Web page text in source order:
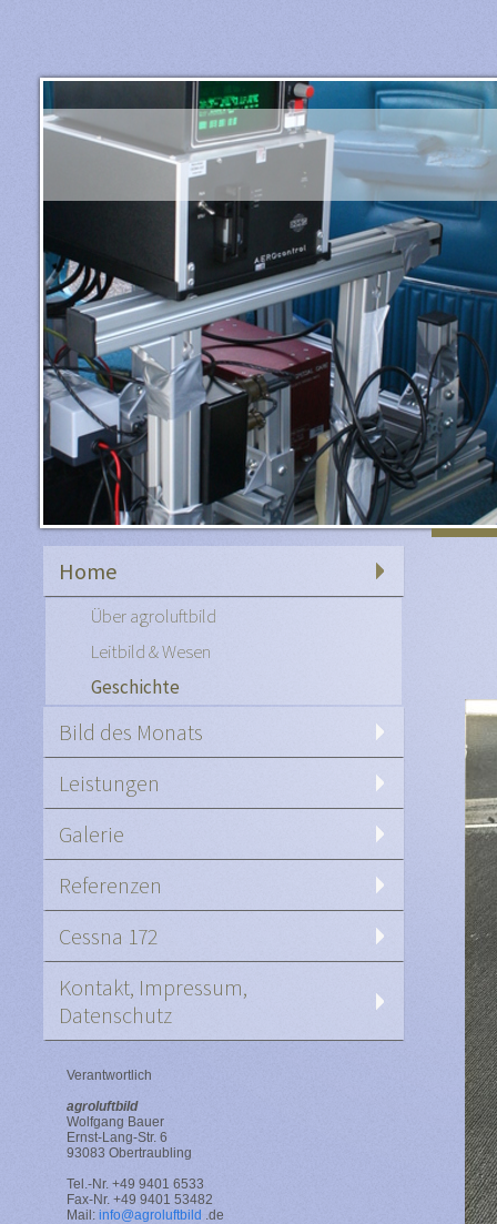
Home
Über agroluftbild
Leitbild & Wesen
Geschichte
Bild des Monats
Leistungen
Galerie
Referenzen
Cessna 172
Kontakt, Impressum,
Datenschutz
Verantwortlich
agroluftbild
Wolfgang Bauer
Ernst-Lang-Str. 6
93083 Obertraubling
Tel.-Nr. +49 9401 6533
Fax-Nr. +49 9401 53482
Mail:info@agroluftbild .de